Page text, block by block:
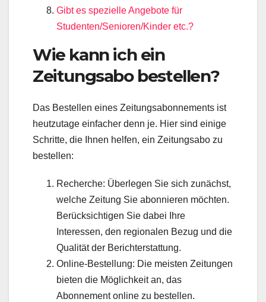
Gibt es spezielle Angebote für
Studenten/Senioren/Kinder etc.?
Wie kann ich ein
Zeitungsabo bestellen?
Das Bestellen eines Zeitungsabonnements ist
heutzutage einfacher denn je. Hier sind einige
Schritte, die Ihnen helfen, ein Zeitungsabo zu
bestellen:
Recherche: Überlegen Sie sich zunächst,
welche Zeitung Sie abonnieren möchten.
Berücksichtigen Sie dabei Ihre
Interessen, den regionalen Bezug und die
Qualität der Berichterstattung.
Online-Bestellung: Die meisten Zeitungen
bieten die Möglichkeit an, das
Abonnement online zu bestellen.